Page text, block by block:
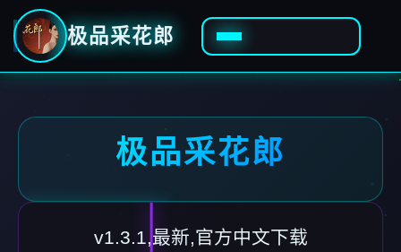
极品采花郎
极品采花郎
v1.3.1,最新,官方中文下载